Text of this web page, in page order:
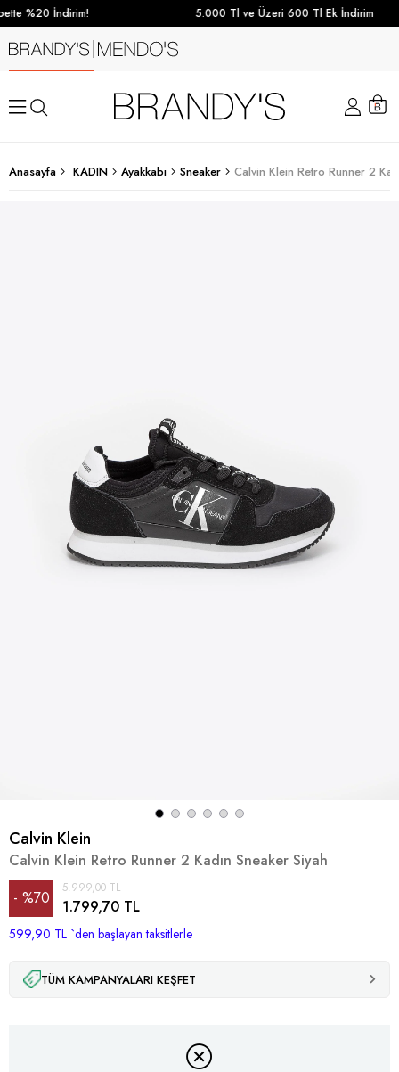
%20 İndirim! 5.000 Tl ve Üzeri 600 Tl Ek İndirim
Anasayfa KADIN Ayakkabı Sneaker Calvin Klein Retro Runner 2
Calvin Klein
Calvin Klein Retro Runner 2 Kadın Sneaker Siyah
%70
İndirim
5.999,00 TL
1.799,70 TL
599,90 TL `den başlayan taksitlerle
TÜM KAMPANYALARI KEŞFET